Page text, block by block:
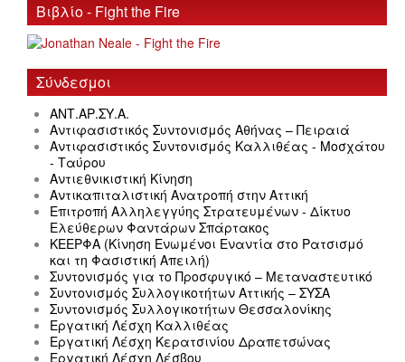
Βιβλίο - Fight the Fire
Σύνδεσμοι
ΑΝΤ.ΑΡ.ΣΥ.Α.
Αντιφασιστικός Συντονισμός Αθήνας – Πειραιά
Αντιφασιστικός Συντονισμός Καλλιθέας - Μοσχάτου
- Ταύρου
Αντιεθνικιστική Κίνηση
Αντικαπιταλιστική Ανατροπή στην Αττική
Επιτροπή Αλληλεγγύης Στρατευμένων - Δίκτυο
Ελεύθερων Φαντάρων Σπάρτακος
ΚΕΕΡΦΑ (Κίνηση Ενωμένοι Εναντία στο Ρατσισμό
και τη Φασιστική Απειλή)
Συντονισμός για το Προσφυγικό – Μεταναστευτικό
Συντονισμός Συλλογικοτήτων Αττικής – ΣΥΣΑ
Συντονισμός Συλλογικοτήτων Θεσσαλονίκης
Εργατική Λέσχη Καλλιθέας
Εργατική Λέσχη Κερατσινίου Δραπετσώνας
Εργατική Λέσχη Λέσβου